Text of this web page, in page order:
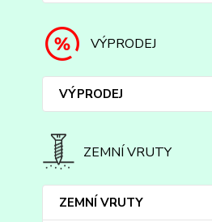
VÝPRODEJ
VÝPRODEJ
ZEMNÍ VRUTY
ZEMNÍ VRUTY